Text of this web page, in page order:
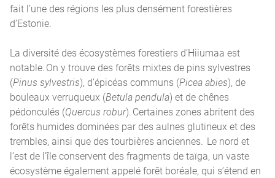
fait l’une des régions les plus densément forestières
d’Estonie.
La diversité des écosystèmes forestiers d’Hiiumaa est
notable. On y trouve des forêts mixtes de pins sylvestres
(Pinus sylvestris), d’épicéas communs (Picea abies), de
bouleaux verruqueux (Betula pendula) et de chênes
pédonculés (Quercus robur). Certaines zones abritent des
forêts humides dominées par des aulnes glutineux et des
trembles, ainsi que des tourbières anciennes. Le nord et
l’est de l’île conservent des fragments de taïga, un vaste
écosystème également appelé forêt boréale, qui s’étend en